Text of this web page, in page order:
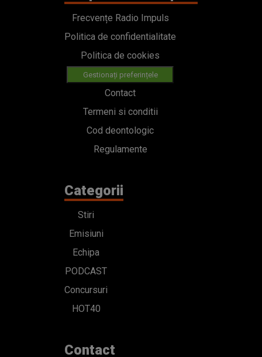
Frecvențe Radio Impuls
Politica de confidentialitate
Politica de cookies
Gestionați preferințele
Contact
Termeni si conditii
Cod deontologic
Regulamente
Categorii
Stiri
Emisiuni
Echipa
PODCAST
Concursuri
HOT40
Contact